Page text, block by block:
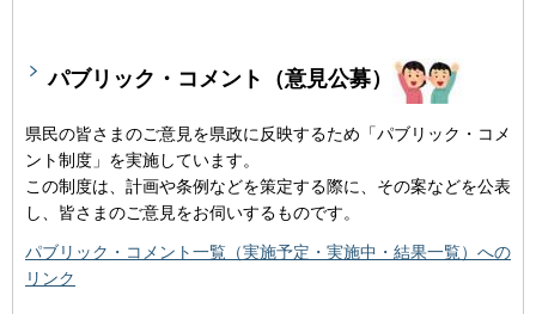
パブリック・コメント（意見公募）
県民の皆さまのご意見を県政に反映するため「パブリック・コメ
ント制度」を実施しています。
この制度は、計画や条例などを策定する際に、その案などを公表
し、皆さまのご意見をお伺いするものです。
パブリック・コメント一覧（実施予定・実施中・結果一覧）への
リンク